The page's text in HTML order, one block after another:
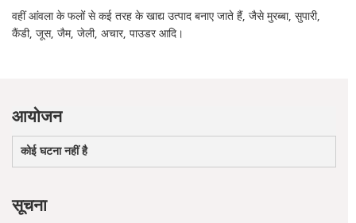
वहीं आंवला के फलों से कई तरह के खाद्य उत्पाद बनाए जाते हैं, जैसे मुरब्बा, सुपारी,
कैंडी, जूस, जैम, जेली, अचार, पाउडर आदि।
आयोजन
कोई घटना नहीं है
सूचना